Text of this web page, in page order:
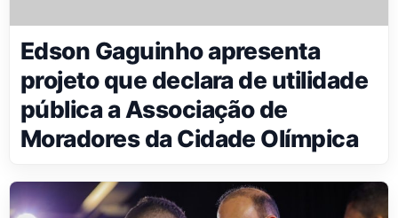
Edson Gaguinho apresenta
projeto que declara de utilidade
pública a Associação de
Moradores da Cidade Olímpica